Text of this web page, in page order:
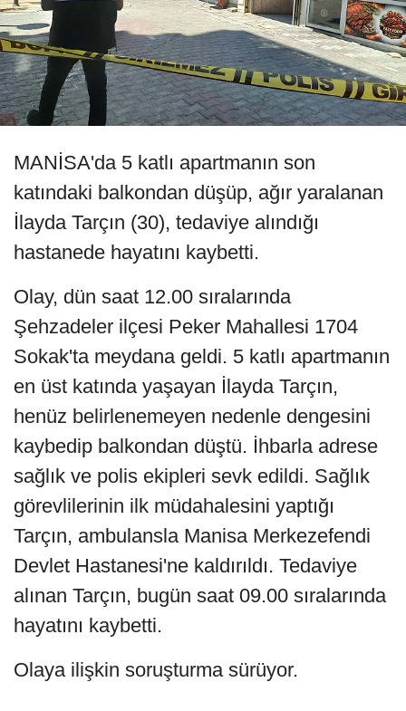
MANİSA'da 5 katlı apartmanın son
katındaki balkondan düşüp, ağır yaralanan
İlayda Tarçın (30), tedaviye alındığı
hastanede hayatını kaybetti.
Olay, dün saat 12.00 sıralarında
Şehzadeler ilçesi Peker Mahallesi 1704
Sokak'ta meydana geldi. 5 katlı apartmanın
en üst katında yaşayan İlayda Tarçın,
henüz belirlenemeyen nedenle dengesini
kaybedip balkondan düştü. İhbarla adrese
sağlık ve polis ekipleri sevk edildi. Sağlık
görevlilerinin ilk müdahalesini yaptığı
Tarçın, ambulansla Manisa Merkezefendi
Devlet Hastanesi'ne kaldırıldı. Tedaviye
alınan Tarçın, bugün saat 09.00 sıralarında
hayatını kaybetti.
Olaya ilişkin soruşturma sürüyor.